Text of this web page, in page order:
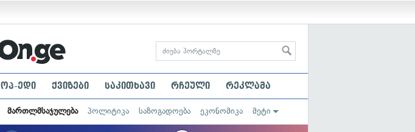
ოპ-ედი ქვიზები საკითხავი რჩეული რეკლამა
მართლმსაჯულება პოლიტიკა საზოგადოება ეკონომიკა მეტი